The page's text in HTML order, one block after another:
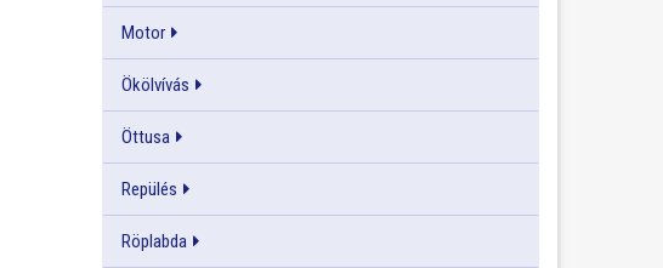
Motor
Ökölvívás
Öttusa
Repülés
Röplabda